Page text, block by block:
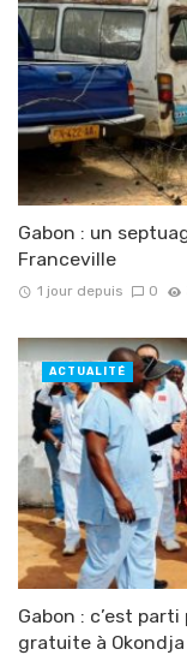
Gabon : un
Franceville
1 jour depuis 0
Gabon : c’est
gratuite à Okondja
ACTUALITÉ